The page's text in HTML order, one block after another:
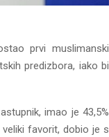
prvi muslimanski
predizbora, iako bi
imao je 43,5%
favorit, dobio je s